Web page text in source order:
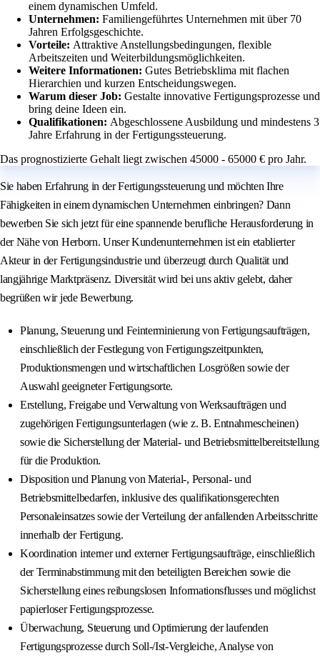
einem dynamischen Umfeld.
Unternehmen: Familiengeführtes Unternehmen mit über 70
Jahren Erfolgsgeschichte.
Vorteile: Attraktive Anstellungsbedingungen, flexible
Arbeitszeiten und Weiterbildungsmöglichkeiten.
Weitere Informationen: Gutes Betriebsklima mit flachen
Hierarchien und kurzen Entscheidungswegen.
Warum dieser Job: Gestalte innovative Fertigungsprozesse und
bring deine Ideen ein.
Qualifikationen: Abgeschlossene Ausbildung und mindestens 3
Jahre Erfahrung in der Fertigungssteuerung.
Das prognostizierte Gehalt liegt zwischen 45000 - 65000 € pro Jahr.
Sie haben Erfahrung in der Fertigungssteuerung und möchten Ihre
Fähigkeiten in einem dynamischen Unternehmen einbringen? Dann
bewerben Sie sich jetzt für eine spannende berufliche Herausforderung in
der Nähe von Herborn. Unser Kundenunternehmen ist ein etablierter
Akteur in der Fertigungsindustrie und überzeugt durch Qualität und
langjährige Marktpräsenz. Diversität wird bei uns aktiv gelebt, daher
begrüßen wir jede Bewerbung.
Planung, Steuerung und Feinterminierung von Fertigungsaufträgen,
einschließlich der Festlegung von Fertigungszeitpunkten,
Produktionsmengen und wirtschaftlichen Losgrößen sowie der
Auswahl geeigneter Fertigungsorte.
Erstellung, Freigabe und Verwaltung von Werksaufträgen und
zugehörigen Fertigungsunterlagen (wie z. B. Entnahmescheinen)
sowie die Sicherstellung der Material- und Betriebsmittelbereitstellung
für die Produktion.
Disposition und Planung von Material-, Personal- und
Betriebsmittelbedarfen, inklusive des qualifikationsgerechten
Personaleinsatzes sowie der Verteilung der anfallenden Arbeitsschritte
innerhalb der Fertigung.
Koordination interner und externer Fertigungsaufträge, einschließlich
der Terminabstimmung mit den beteiligten Bereichen sowie die
Sicherstellung eines reibungslosen Informationsflusses und möglichst
papierloser Fertigungsprozesse.
Überwachung, Steuerung und Optimierung der laufenden
Fertigungsprozesse durch Soll-/Ist-Vergleiche, Analyse von